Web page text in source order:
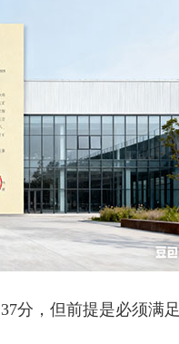
，但前提是必须满